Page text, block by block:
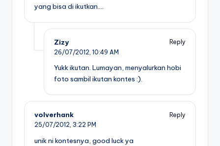
yang bisa di ikutkan….
Zizy
Reply
26/07/2012, 10:49 AM
Yukk ikutan. Lumayan, menyalurkan hobi
foto sambil ikutan kontes :).
volverhank
Reply
25/07/2012, 3:22 PM
unik ni kontesnya, good luck ya